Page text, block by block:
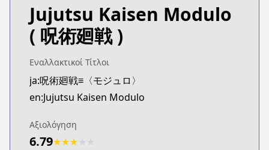
MANGA Plus
MANGA Plus
https://mangaplus.shueisha.co.jp/titles/100578
Jujutsu Kaisen Modulo
( 呪術廻戦 )
Εναλλακτικοί Τίτλοι
ja:呪術廻戦≡〈モジュロ〉
en:Jujutsu Kaisen Modulo
Αξιολόγηση
6.79★★★